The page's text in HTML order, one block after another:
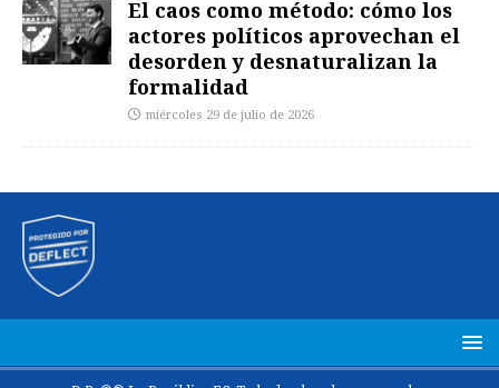
El caos como método: cómo los
actores políticos aprovechan el
desorden y desnaturalizan la
formalidad
miércoles 29 de julio de 2026